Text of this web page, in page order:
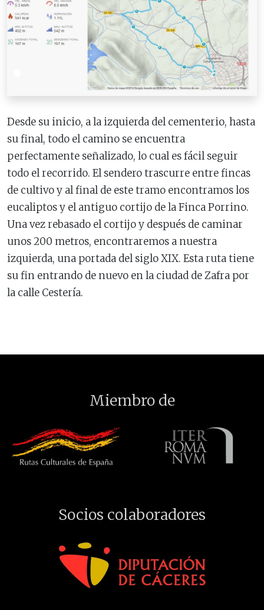
Desde su inicio, a la izquierda del cementerio, hasta
su final, todo el camino se encuentra
perfectamente señalizado, lo cual es fácil seguir
todo el recorrido. El sendero trascurre entre fincas
de cultivo y al final de este tramo encontramos los
eucaliptos y el antiguo cortijo de la Finca Porrino.
Una vez rebasado el cortijo y después de caminar
unos 200 metros, encontraremos a nuestra
izquierda, una portada del siglo XIX. Esta ruta tiene
su fin entrando de nuevo en la ciudad de Zafra por
la calle Cestería.
Miembro de
Socios colaboradores